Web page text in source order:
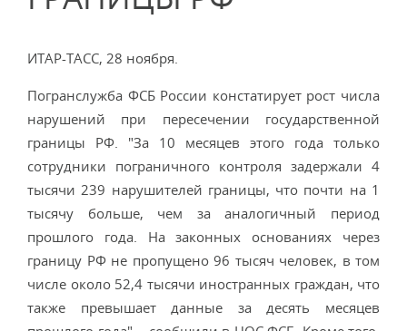
ИТАР-ТАСС, 28 ноября.
Погранслужба ФСБ России констатирует рост числа
нарушений при пересечении государственной
границы РФ. "За 10 месяцев этого года только
сотрудники пограничного контроля задержали 4
тысячи 239 нарушителей границы, что почти на 1
тысячу больше, чем за аналогичный период
прошлого года. На законных основаниях через
границу РФ не пропущено 96 тысяч человек, в том
числе около 52,4 тысячи иностранных граждан, что
также превышает данные за десять месяцев